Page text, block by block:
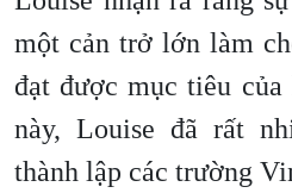
một cản trở lớn làm
đạt được mục tiêu của
này, Louise đã rất
thành lập các trường